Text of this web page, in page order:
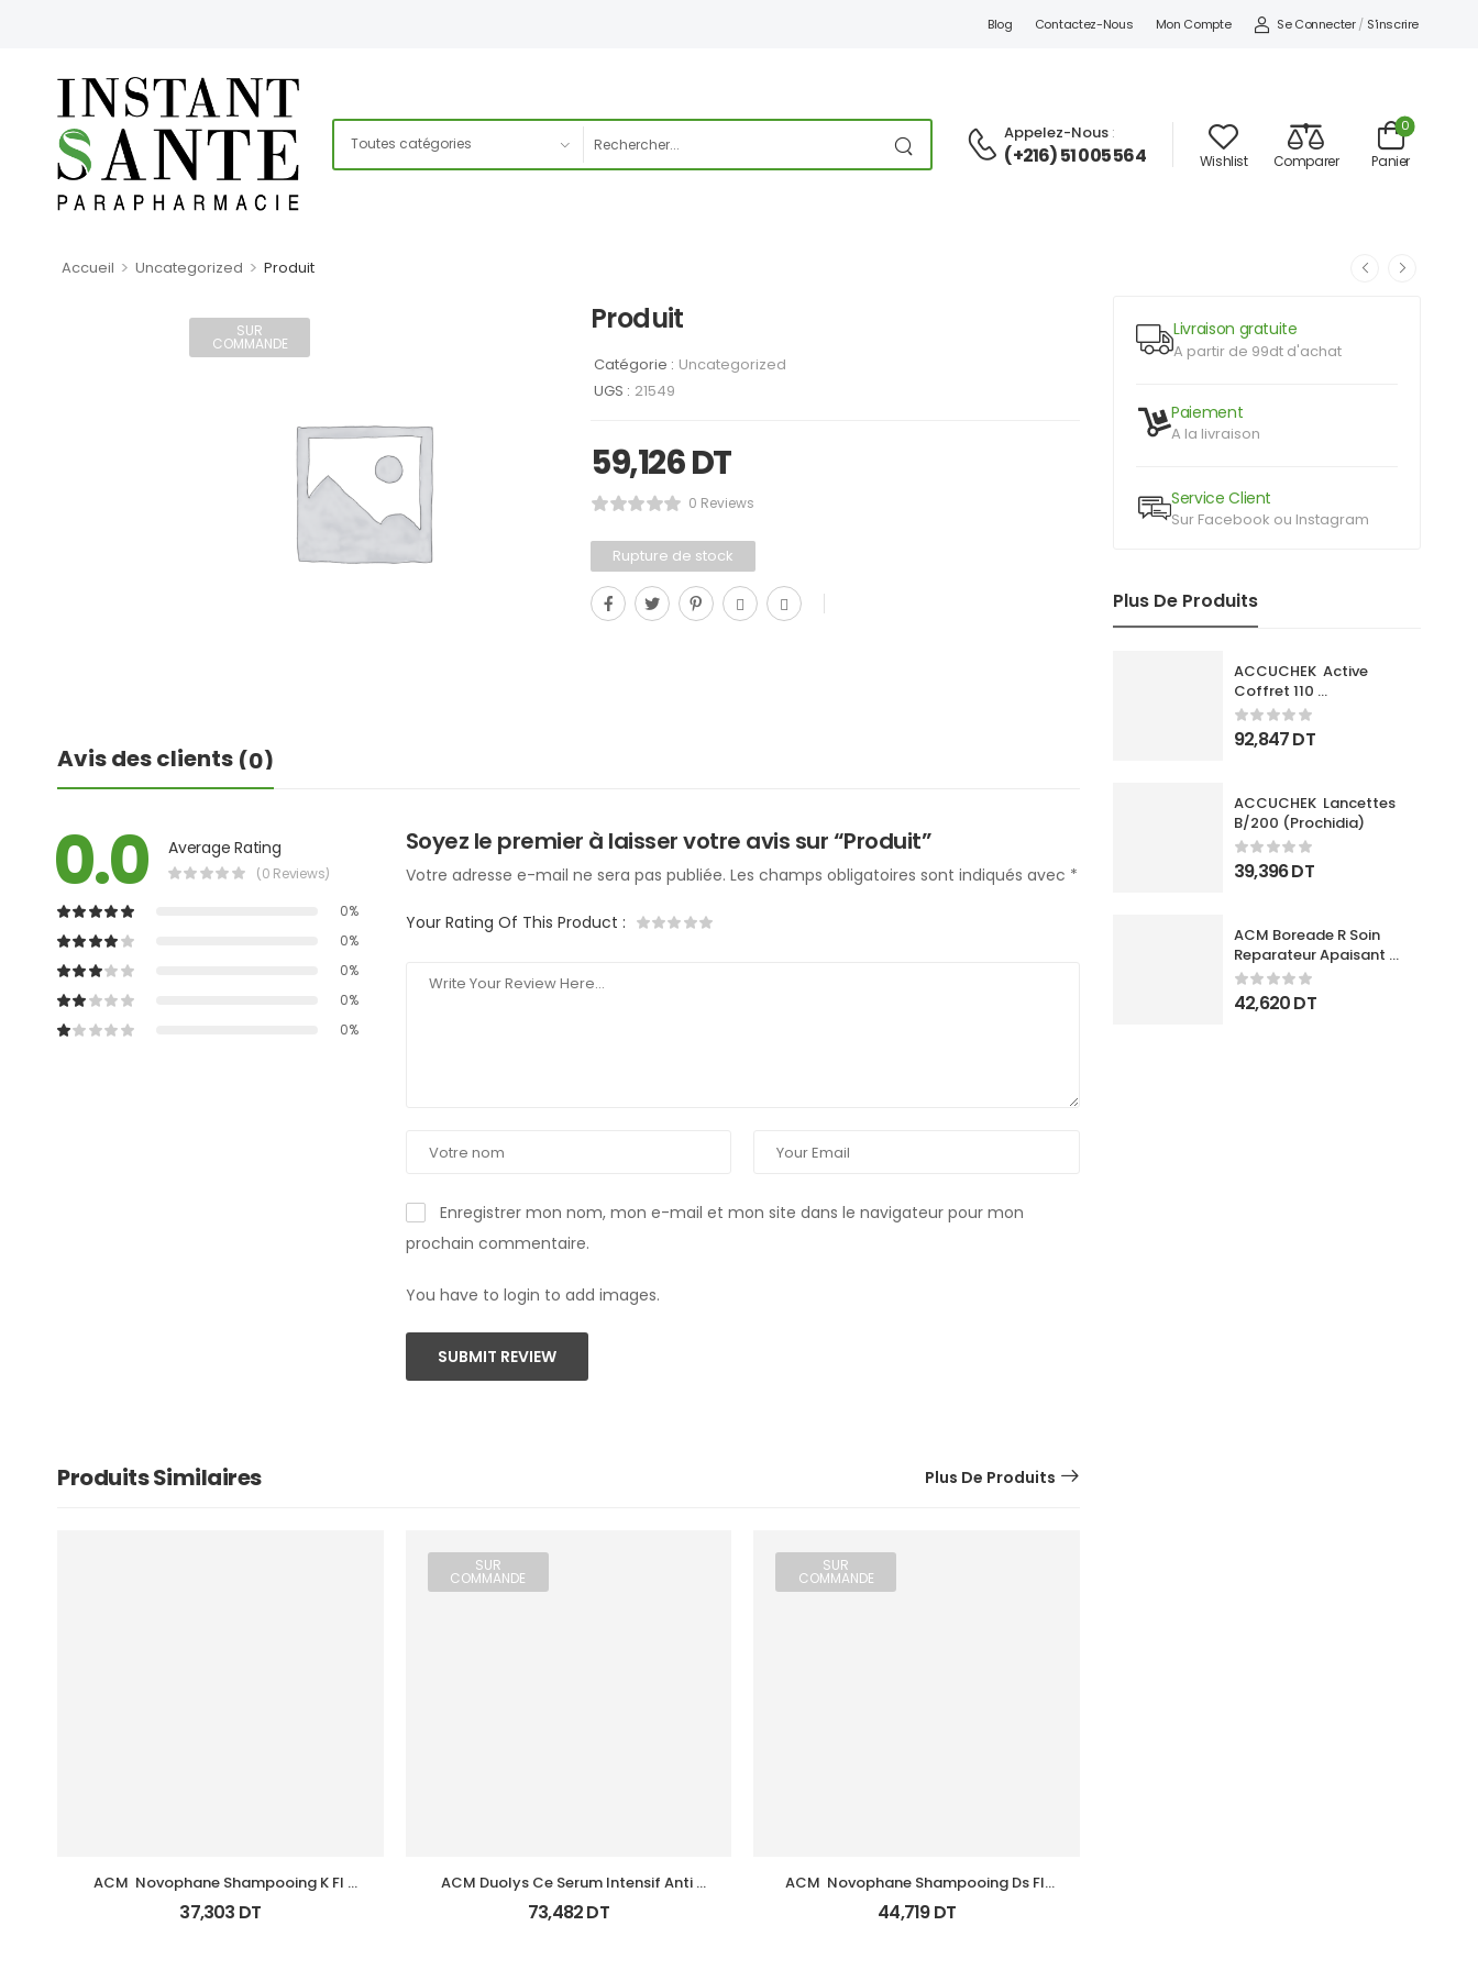
Blog Contactez-Nous Mon Compte Se Connecter / S'inscrire
Appelez-Nous :
(+216) 51 005 564 Wishlist Comparer Panier
0
Accueil > Uncategorized > Produit
Livraison gratuite
A partir de 99dt d'achat
Paiement
A la livraison
Service Client
Sur Facebook ou Instagram
Plus De Produits
ACCUCHEK  Active
Coffret 110
Bandlettes+Appareil
92,847DT
ACCUCHEK  Lancettes
B/200 (Prochidia)
39,396DT
ACM Boreade R Soin
Reparateur Apaisant
40Ml
42,620DT
SUR
COMMANDE
Produit
Catégorie : Uncategorized
UGS : 21549
59,126DT
0 Reviews
Rupture de stock
Avis des clients (0)
0.0 Average Rating
(0 Reviews)
0%
0%
0%
0%
0%
Soyez le premier à laisser votre avis sur “Produit”
Votre adresse e-mail ne sera pas publiée. Les champs obligatoires sont indiqués avec *
Your Rating Of This Product :
Enregistrer mon nom, mon e-mail et mon site dans le navigateur pour mon
prochain commentaire.
You have to login to add images.
SUBMIT REVIEW
Produits Similaires Plus De Produits
ACM  Novophane Shampooing K Fl
125Ml
37,303 DT
SUR
COMMANDE
ACM Duolys Ce Serum Intensif Anti
Oxydant 15Ml
73,482DT
SUR
COMMANDE
ACM  Novophane Shampooing Ds Fl
125Ml
44,719DT